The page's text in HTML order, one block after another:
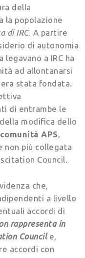
della
la popolazione
di IRC. A partire
di autonomia
a IRC ha
ad allontanarsi
stata fondata.
di entrambe le
modifica dello
APS,
non più collegata
Council.
che,
a livello
accordi di
rappresenta in
Councile,
accordi con